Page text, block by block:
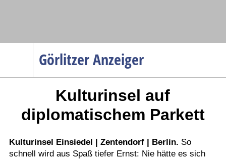
Görlitzer Anzeiger
Gesellschaft
Wirtschaft
Service
Kulturinsel auf
diplomatischem Parkett
Kulturinsel Einsiedel | Zentendorf | Berlin. So
schnell wird aus Spaß tiefer Ernst: Nie hätte es sich